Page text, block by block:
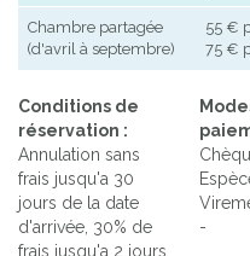
Chambre partagée
(d'avril à septembre)
55 €
75 €
Conditions de
réservation :
Annulation sans
frais jusqu'a 30
jours de la date
d'arrivée, 30% de
frais jusqu'a 2 jours
-